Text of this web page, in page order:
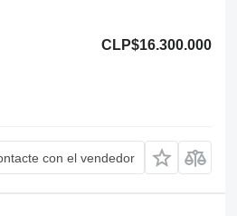
CLP$16.300.000
con el vendedor